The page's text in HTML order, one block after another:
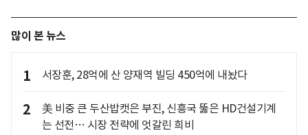
많이 본 뉴스
1 서장훈, 28억에 산 양재역 빌딩 450억에 내놨다
2
美 비중 큰 두산밥캣은 부진, 신흥국 뚫은 HD건설기계
는 선전… 시장 전략에 엇갈린 희비